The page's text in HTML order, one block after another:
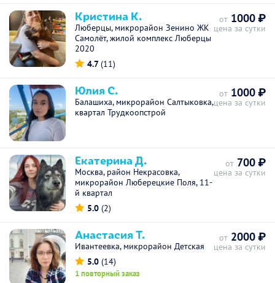
Кристина К.
Люберцы, микрорайон Зенино ЖК
Самолёт, жилой комплекс Люберцы
2020
4.7(11)
от 1000 ₽
цена за сутки
Юлия С.
Балашиха, микрорайон Салтыковка,
квартал Трудкоопстрой
от 1000 ₽
цена за сутки
Екатерина Д.
Москва, район Некрасовка,
микрорайон Люберецкие Поля, 11-
й квартал
5.0 (2)
от 700 ₽
цена за сутки
Анастасия Т.
Ивантеевка, микрорайон Детская
5.0 (14)
1 повторный заказ
от 2000 ₽
цена за сутки